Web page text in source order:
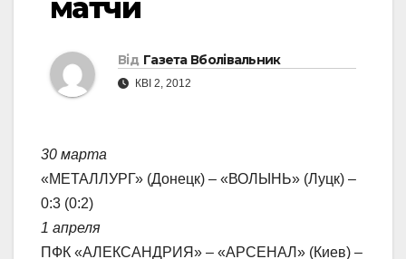
матчи
Від Газета Вболівальник
КВІ 2, 2012
30 марта
«МЕТАЛЛУРГ» (Донецк) – «ВОЛЫНЬ» (Луцк) –
0:3 (0:2)
1 апреля
ПФК «АЛЕКСАНДРИЯ» – «АРСЕНАЛ» (Киев) –